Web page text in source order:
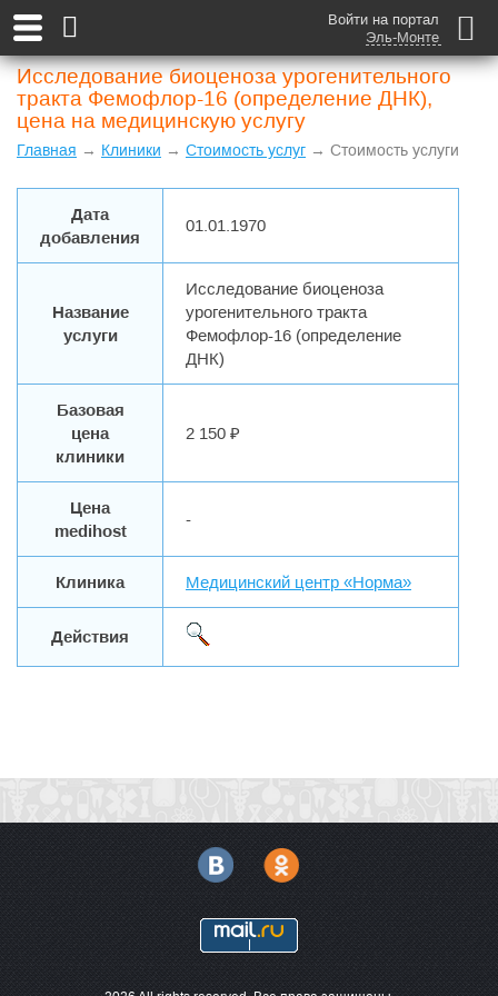
Войти на портал
Эль-Монте
Исследование биоценоза урогенительного
тракта Фемофлор-16 (определение ДНК),
цена на медицинскую услугу
Главная → Клиники → Стоимость услуг → Стоимость услуги
Дата
добавления
01.01.1970
Название
услуги
Исследование биоценоза
урогенительного тракта
Фемофлор-16 (определение
ДНК)
Базовая
цена
клиники
2 150 ₽
Цена
medihost
-
Клиника Медицинский центр «Норма»
Действия